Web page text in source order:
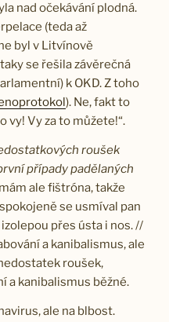
nad očekávání plodná.
(teda až
byl v Litvínově
se řešila závěrečná
k OKD. Z toho
). Ne, fakt to
vy! Vy za to můžete!“.
roušek
případy padělaných
mám ale fištróna, takže
se usmíval pan
přes ústa i nos. //
a kanibalismus, ale
roušek,
a kanibalismus běžné.
ale na blbost.